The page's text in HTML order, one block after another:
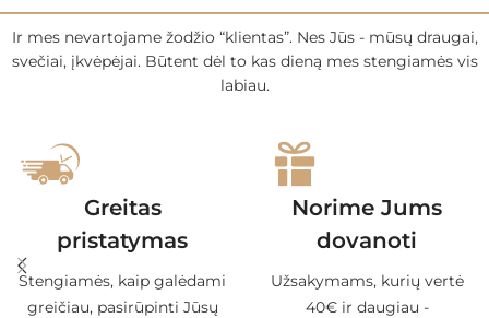
Ir mes nevartojame žodžio “klientas”. Nes Jūs - mūsų draugai,
svečiai, įkvėpėjai. Būtent dėl to kas dieną mes stengiamės vis
labiau.
Greitas
pristatymas
Stengiamės, kaip galėdami
greičiau, pasirūpinti Jūsų
Norime Jums
dovanoti
Užsakymams, kurių vertė
40€ ir daugiau -